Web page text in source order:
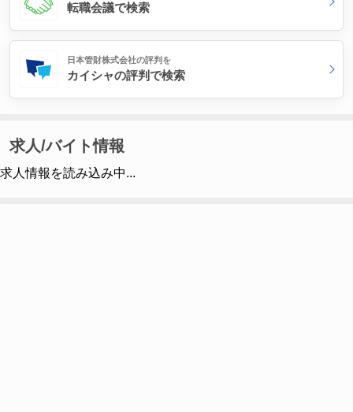
転職会議で検索
日本管財株式会社の評判を
カイシャの評判で検索
求人/バイト情報
求人情報を読み込み中...